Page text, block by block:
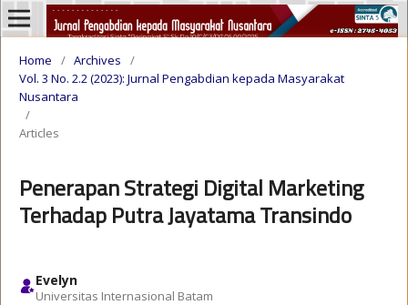
Home / Archives
/
Vol. 3 No. 2.2 (2023): Jurnal Pengabdian kepada Masyarakat
Nusantara
/
Articles
Penerapan Strategi Digital Marketing
Terhadap Putra Jayatama Transindo
Evelyn
Universitas Internasional Batam